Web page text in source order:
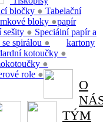
bločky ●
bloky ●
sešity ●
spirálou ●
kotoučky ●
●
role ●
Tabelační
papír
Speciální papír a
kartony
O
TÝM